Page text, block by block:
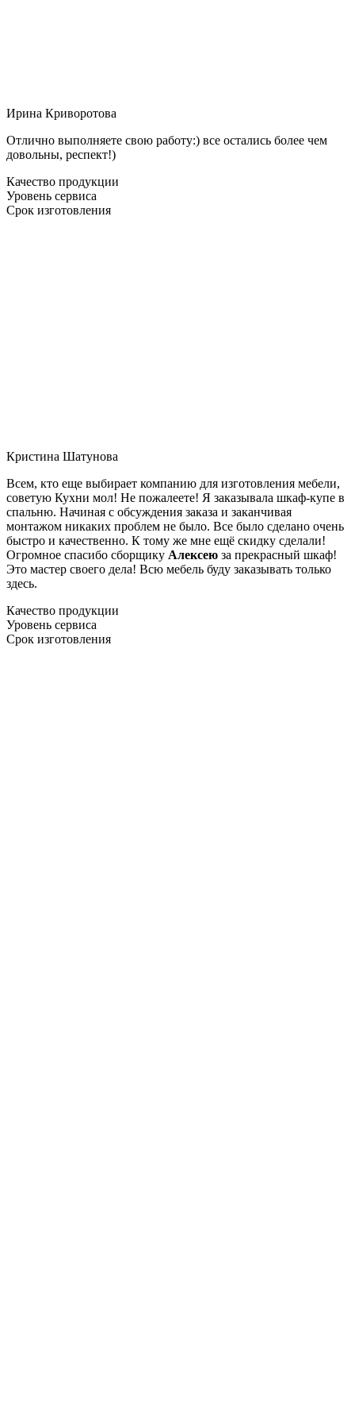
Ирина Криворотова
Отлично выполняете свою работу:) все остались более чем
довольны, респект!)
Качество продукции
Уровень сервиса
Срок изготовления
Кристина Шатунова
Всем, кто еще выбирает компанию для изготовления мебели,
советую Кухни мол! Не пожалеете! Я заказывала шкаф-купе в
спальню. Начиная с обсуждения заказа и заканчивая
монтажом никаких проблем не было. Все было сделано очень
быстро и качественно. К тому же мне ещё скидку сделали!
Огромное спасибо сборщику Алексею за прекрасный шкаф!
Это мастер своего дела! Всю мебель буду заказывать только
здесь.
Качество продукции
Уровень сервиса
Срок изготовления